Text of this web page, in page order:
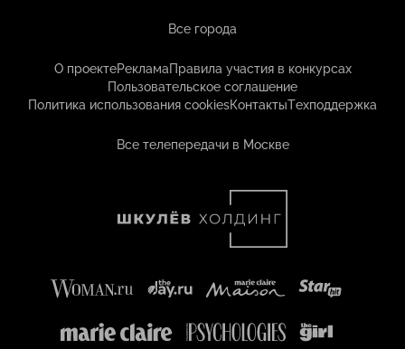
Все города
О проектеРекламаПравила участия в конкурсах
Пользовательское соглашение
Политика использования cookiesКонтактыТехподдержка
Все телепередачи в Москве